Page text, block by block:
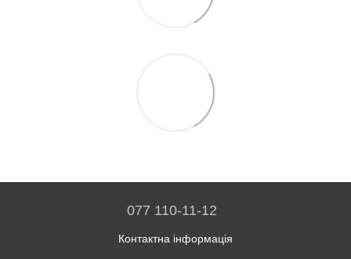
077 110-11-12
Контактна інформація